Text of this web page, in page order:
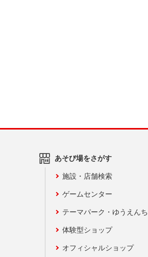
あそび場をさがす
施設・店舗検索
ゲームセンター
テーマパーク・ゆうえんち
体験型ショップ
オフィシャルショップ